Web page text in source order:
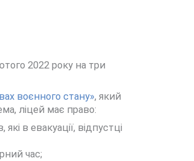
2022 року на три
воєнного стану», який
ліцей має право:
в евакуації, відпустці
час;